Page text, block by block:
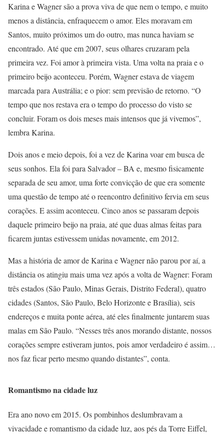
Karina e Wagner são a prova viva de que nem o tempo, e muito
menos a distância, enfraquecem o amor. Eles moravam em
Santos, muito próximos um do outro, mas nunca haviam se
encontrado. Até que em 2007, seus olhares cruzaram pela
primeira vez. Foi amor à primeira vista. Uma volta na praia e o
primeiro beijo aconteceu. Porém, Wagner estava de viagem
marcada para Austrália; e o pior: sem previsão de retorno. “O
tempo que nos restava era o tempo do processo do visto se
concluir. Foram os dois meses mais intensos que já vivemos”,
lembra Karina.
Dois anos e meio depois, foi a vez de Karina voar em busca de
seus sonhos. Ela foi para Salvador – BA e, mesmo fisicamente
separada de seu amor, uma forte convicção de que era somente
uma questão de tempo até o reencontro definitivo fervia em seus
corações. E assim aconteceu. Cinco anos se passaram depois
daquele primeiro beijo na praia, até que duas almas feitas para
ficarem juntas estivessem unidas novamente, em 2012.
Mas a história de amor de Karina e Wagner não parou por aí, a
distância os atingiu mais uma vez após a volta de Wagner: Foram
três estados (São Paulo, Minas Gerais, Distrito Federal), quatro
cidades (Santos, São Paulo, Belo Horizonte e Brasília), seis
endereços e muita ponte aérea, até eles finalmente juntarem suas
malas em São Paulo. “Nesses três anos morando distante, nossos
corações sempre estiveram juntos, pois amor verdadeiro é assim…
nos faz ficar perto mesmo quando distantes”, conta.
Romantismo na cidade luz
Era ano novo em 2015. Os pombinhos deslumbravam a
vivacidade e romantismo da cidade luz, aos pés da Torre Eiffel,